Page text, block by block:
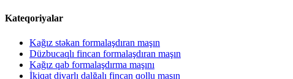
Kateqoriyalar
Kağız stəkan formalaşdıran maşın
Düzbucaqlı fincan formalaşdıran maşın
Kağız qab formalaşdırma maşını
İkiqat divarlı dalğalı fincan qollu maşın